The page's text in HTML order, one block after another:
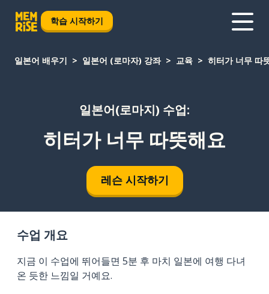
학습 시작하기
일본어 배우기 일본어 (로마자) 강좌 교육 히터가 너무 따
일본어(로마지) 수업:
히터가 너무 따뜻해요
레슨 시작하기
수업 개요
지금 이 수업에 뛰어들면 5분 후 마치 일본에 여행 다녀
온 듯한 느낌일 거예요.